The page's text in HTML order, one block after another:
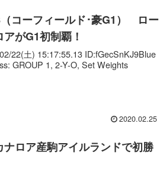
コーフィールド･豪G1） ロー
がG1初制覇！
22(土) 15:17:55.13 ID:fGecSnKJ9Blue
GROUP 1, 2-Y-O, Set Weights
2020.02.25
ナロア産駒アイルランドで初勝